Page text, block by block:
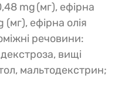
mg (мг), ефірна
(мг), ефірна олія
речовини:
вищі
мальтодекстрин;